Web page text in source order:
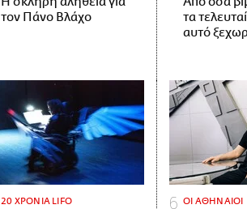
τον Πάνο Βλάχο
τα
αυτό
20 ΧΡΟΝΙΑ LIFO ΟΙ ΑΘΗΝΑΙΟΙ